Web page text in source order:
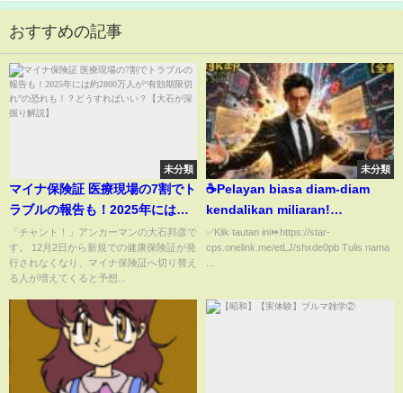
おすすめの記事
未分類
マイナ保険証 医療現場の7割でト
ラブルの報告も！2025年には約
2800万人が“有効期限切れ”の恐
れも！？どうすればいい？【大
石が深掘り解説】
「チャント！」アンカーマンの大石邦彦で
す。 12月2日から新規での健康保険証が発
行されなくなり、マイナ保険証へ切り替え
る人が増えてくると予想...
未分類
☕Pelayan biasa diam-diam
kendalikan miliaran!
Hancurkan musuh, bawa
kabur putri konglomerat 😏💸
✅Klik tautan ini⏩https://star-
cps.onelink.me/etLJ/shxde0pb Tulis nama